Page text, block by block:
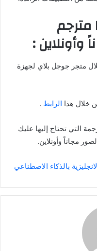
تحميل تطبيق DeepL مترجم
وأونلاين :
متجر جوجل بلاي لجهزة
الرابط .
التي تحتاج إليها عليك
مجاناً وأونلاين.
بالذكاء الاصطناعي